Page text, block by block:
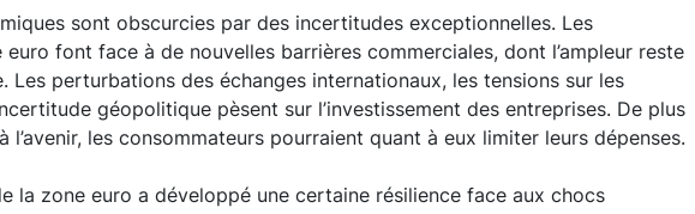
sont obscurcies par des incertitudes exceptionnelles. Les
font face à de nouvelles barrières commerciales, dont l’ampleur reste
Les perturbations des échanges internationaux, les tensions sur les
géopolitique pèsent sur l’investissement des entreprises. De plus
l’avenir, les consommateurs pourraient quant à eux limiter leurs dépenses.
la zone euro a développé une certaine résilience face aux chocs